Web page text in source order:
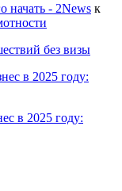
начать - 2News к
без визы
в 2025 году:
в 2025 году: